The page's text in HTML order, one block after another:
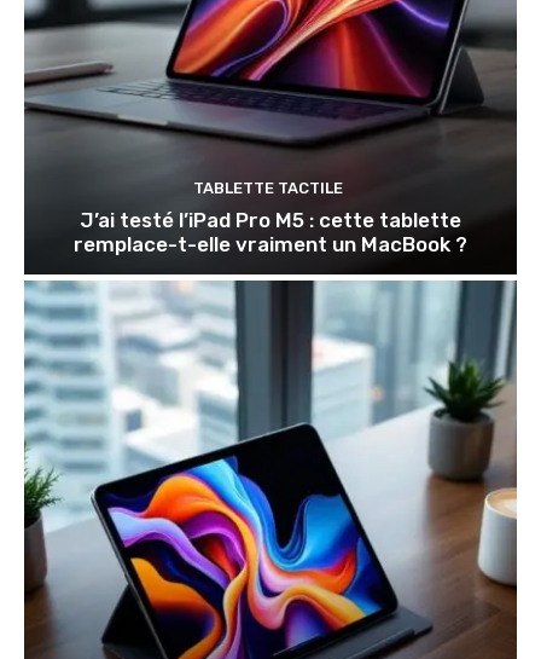
TABLETTE TACTILE
J’ai testé l’iPad Pro M5 : cette tablette
remplace-t-elle vraiment un MacBook ?